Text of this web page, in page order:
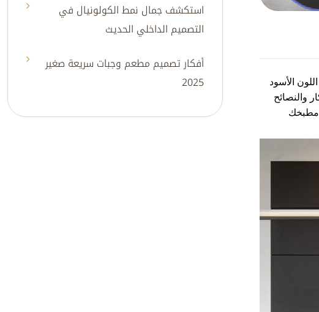
الأسود
والنصائح
مطبخك
استكشف جمال نمط الكولونيال في
التصميم الداخلي الحديث
أفكار تصميم مطعم وجبات سريعة صغير
2025